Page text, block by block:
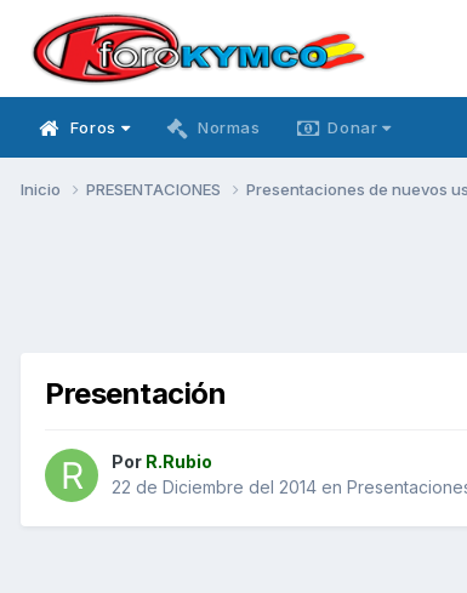
Foros Normas Donar
Inicio PRESENTACIONES Presentaciones de nuevos
Presentación
Por R.Rubio
22 de Diciembre del 2014 en